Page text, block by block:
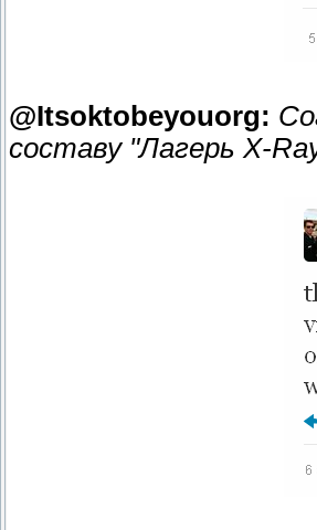
@Itsoktobeyouorg:
составу "Лагерь X-